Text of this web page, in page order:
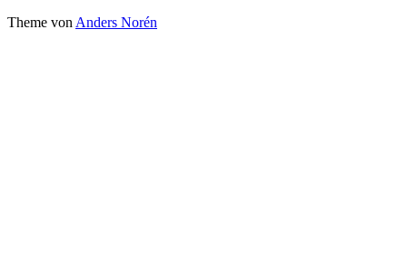
Theme von Anders Norén